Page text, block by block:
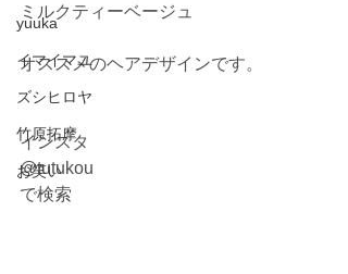
yuuka
イマイマユ
ズシヒロヤ
竹原拓摩
お笑い
ミルクティーベージュ
オススメのヘアデザインです。
インスタ
@tutukou
で検索